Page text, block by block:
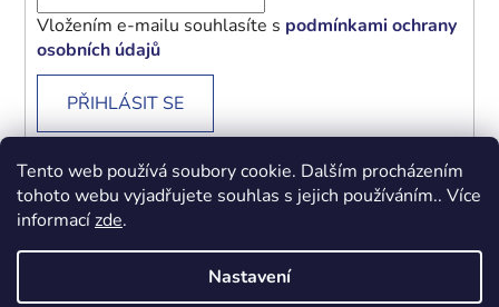
Tento web používá soubory cookie. Dalším procházením
tohoto webu vyjadřujete souhlas s jejich používáním.. Více
informacízde.
Nastavení
Vložením e-mailu souhlasíte s podmínkami ochrany
osobních údajů
PŘIHLÁSIT SE
Obchodní podmínky Podmínky ochrany osobních údajů